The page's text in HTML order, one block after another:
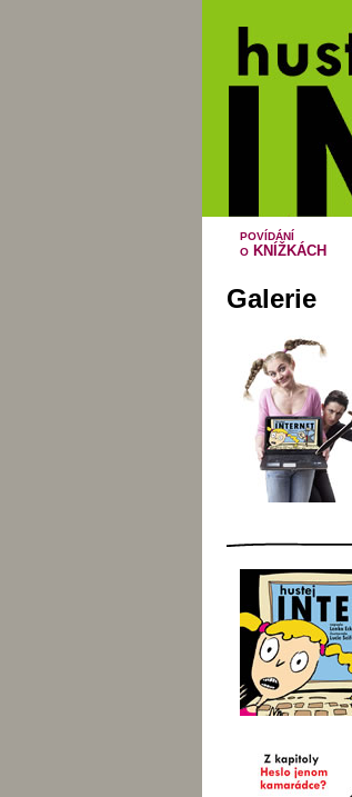
POVÍDÁNÍ
O KNÍŽKÁCH
Galerie